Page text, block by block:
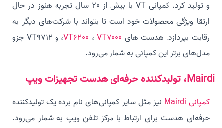
و تولید کرد. کمپانی VT با بیش از 20 سال تجربه هنوز در حال
ارتقا ویژگی محصولات خود است تا بتواند با شرکت‌های دیگر به
رقابت بپردازد. هدست های
VT6200 ،VT7000
، و VT9712 جزو
مدل‌های برتر این کمپانی به شمار می‌رود.
Mairdi، تولیدکننده حرفه‌ای هدست تجهیزات ویپ
کمپانی Mairdi
نیز مثل سایر کمپانی‌های نام برده یک تولیدکننده
حرفه‌ای هدست برای ارتباط با مرکز تلفن ویپ به شمار می‌رود.